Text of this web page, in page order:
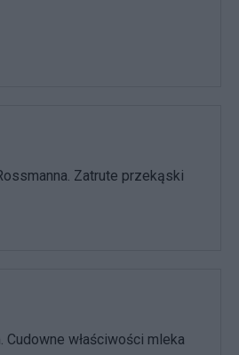
Zatrute przekąski
Cudowne właściwości mleka